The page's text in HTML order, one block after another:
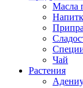
Масла
Чай
Растения